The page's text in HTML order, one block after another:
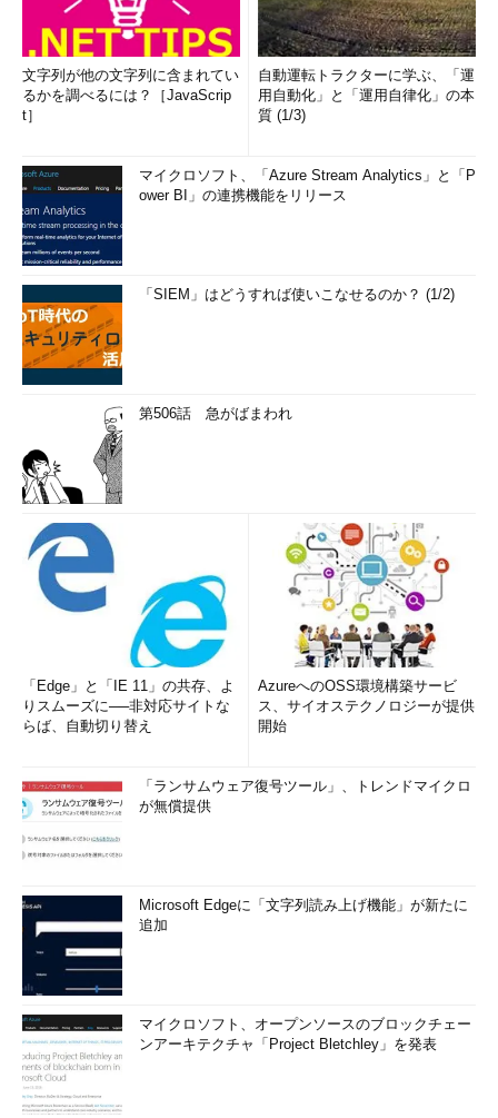
文字列が他の文字列に含まれてい
るかを調べるには？［JavaScrip
t］
自動運転トラクターに学ぶ、「運
用自動化」と「運用自律化」の本
質 (1/3)
マイクロソフト、「Azure Stream Analytics」と「P
ower BI」の連携機能をリリース
「SIEM」はどうすれば使いこなせるのか？ (1/2)
第506話 急がばまわれ
「Edge」と「IE 11」の共存、よ
りスムーズに──非対応サイトな
らば、自動切り替え
AzureへのOSS環境構築サービ
ス、サイオステクノロジーが提供
開始
「ランサムウェア復号ツール」、トレンドマイクロ
が無償提供
Microsoft Edgeに「文字列読み上げ機能」が新たに
追加
マイクロソフト、オープンソースのブロックチェー
ンアーキテクチャ「Project Bletchley」を発表